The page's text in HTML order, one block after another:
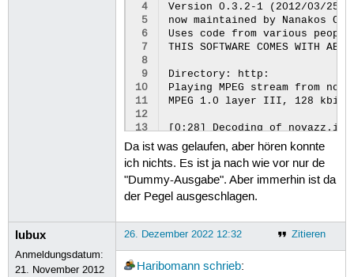
4
5
6
7
8
9
10
11
12
13
Version 0.3.2-1 (2012/03/
now maintained by Nanakos
Uses code from various
THIS SOFTWARE COMES WITH
Directory: http:
Playing MPEG stream from
MPEG 1.0 layer III, 128
Da ist was gelaufen, aber hören konnte
ich nichts. Es ist ja nach wie vor nur de
"Dummy-Ausgabe". Aber immerhin ist da
der Pegel ausgeschlagen.
lubux
Anmeldungsdatum:
21. November 2012
Zitieren
26. Dezember 2022 12:32
Haribomann schrieb: